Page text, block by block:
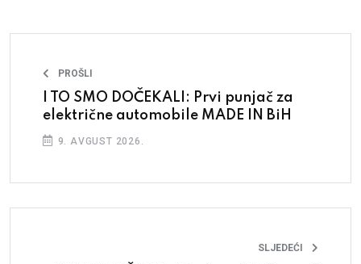
PROŠLI
I TO SMO DOČEKALI: Prvi punjač za
električne automobile MADE IN BiH
9. AVGUST 2026.
SLJEDEĆI